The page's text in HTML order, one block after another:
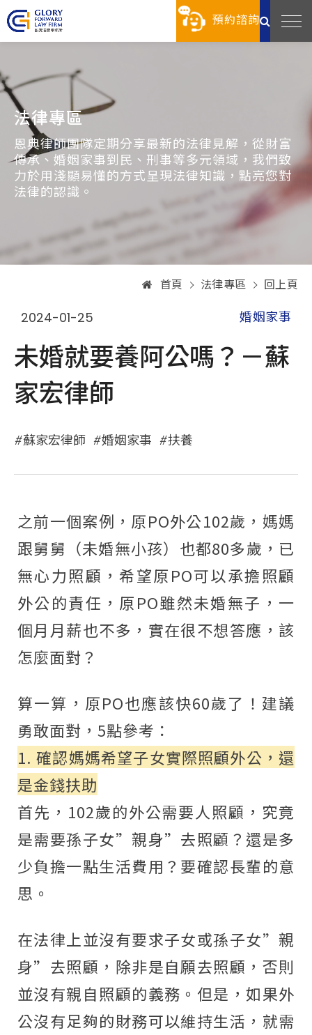
預約諮詢
法律專區
恩典律師團隊定期分享最新的法律見解，從財富
傳承、婚姻家事到民、刑事等多元領域，我們致
力於用淺顯易懂的方式呈現法律知識，點亮您對
法律的認識。
首頁 法律專區 回上頁
2024-01-25 婚姻家事
未婚就要養阿公嗎？－蘇
家宏律師
蘇家宏律師 婚姻家事 扶養
之前一個案例，原PO外公102歲，媽媽
跟舅舅（未婚無小孩）也都80多歲，已
無心力照顧，希望原PO可以承擔照顧
外公的責任，原PO雖然未婚無子，一
個月月薪也不多，實在很不想答應，該
怎麼面對？
算一算，原PO也應該快60歲了！建議
勇敢面對，5點參考：
1. 確認媽媽希望子女實際照顧外公，還
是金錢扶助
首先，102歲的外公需要人照顧，究竟
是需要孫子女”親身”去照顧？還是多
少負擔一點生活費用？要確認長輩的意
思。
在法律上並沒有要求子女或孫子女”親
身”去照顧，除非是自願去照顧，否則
並沒有親自照顧的義務。但是，如果外
公沒有足夠的財務可以維持生活，就需